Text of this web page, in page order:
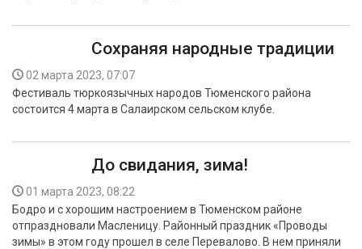
Сохраняя народные традиции
02 марта 2023, 07:07
Фестиваль тюркоязычных народов Тюменского района
состоится 4 марта в Салаирском сельском клубе.
До свидания, зима!
01 марта 2023, 08:22
Бодро и с хорошим настроением в Тюменском районе
отпраздновали Масленицу. Районный праздник «Проводы
зимы» в этом году прошел в селе Перевалово. В нем приняли